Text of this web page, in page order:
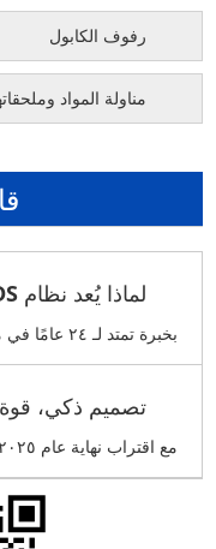
رفوف الكابول
مناولة المواد
لماذا يُعد نظام SPEEDS...
بخبرة تمتد لـ ٢٤ عامًا في مجال الت...
تصميم ذكي، قوة
مع اقتراب نهاية عام ٢٠٢٥، نتقدم ب...